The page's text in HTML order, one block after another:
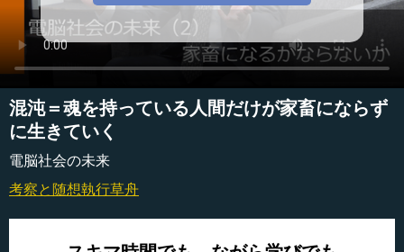
混沌＝魂を持っている人間だけが家畜にならず
に生きていく
電脳社会の未来
考察と随想執行草舟